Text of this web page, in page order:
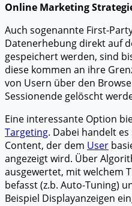
Online Marketing
Auch sogenannte First-
Datenerhebung direkt auf
gespeichert werden, sind
diese kommen an ihre
von Usern über den
Sessionende gelöscht
Eine interessante Option
Targeting. Dabei handelt
Content, der dem User
angezeigt wird. Über
ausgewertet, mit welchem
befasst (z.b. Auto-Tuning)
Beispiel Displayanzeigen